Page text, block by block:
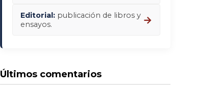
Editorial: publicación de libros y
ensayos.
→
Últimos comentarios